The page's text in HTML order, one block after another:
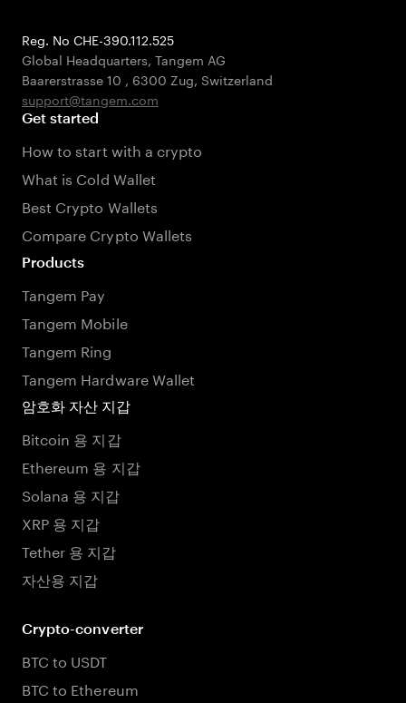
Reg. No CHE-390.112.525
Global Headquarters, Tangem AG
Baarerstrasse 10 , 6300 Zug, Switzerland
support@tangem.com
Get started
How to start with a crypto
What is Cold Wallet
Best Crypto Wallets
Compare Crypto Wallets
Products
Tangem Pay
Tangem Mobile
Tangem Ring
Tangem Hardware Wallet
암호화 자산 지갑
Bitcoin 용 지갑
Ethereum 용 지갑
Solana 용 지갑
XRP 용 지갑
Tether 용 지갑
자산용 지갑
Crypto-converter
BTC to USDT
BTC to Ethereum